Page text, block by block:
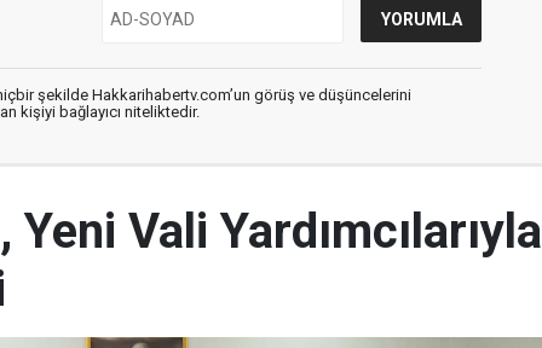
şekilde Hakkarihabertv.com’un görüş ve düşüncelerini
kişiyi bağlayıcı niteliktedir.
Vali Yardımcılarıyla